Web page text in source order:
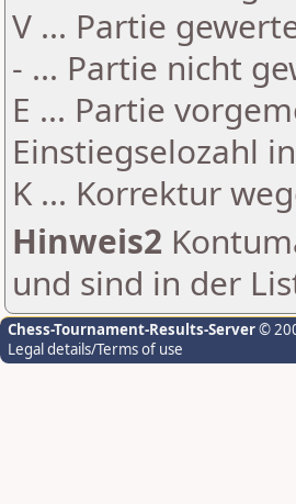
V ... Partie
- ... Partie nicht
E ... Partie
Einstiegselozahl
K ... Korrektur
Hinweis2
und sind in der
Chess-Tournament-Results-Server©
Legal details/Terms of use